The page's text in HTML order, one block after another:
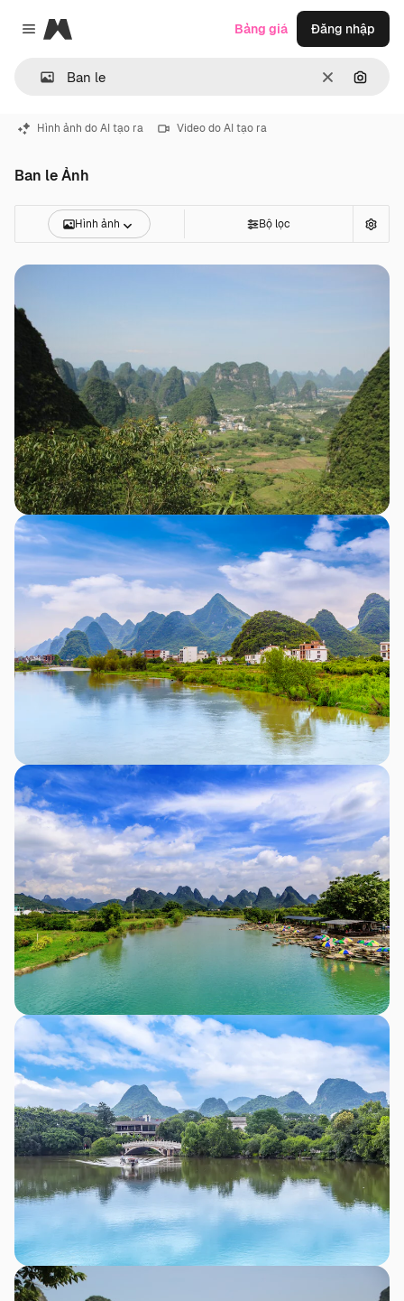
Close menu
Magnific
ThôngTìm
Bảng giá Đăng nhập
Hình ảnh do AI tạo ra Video do AI tạo ra
Ban le Ảnh
Hình ảnh Bộ lọc